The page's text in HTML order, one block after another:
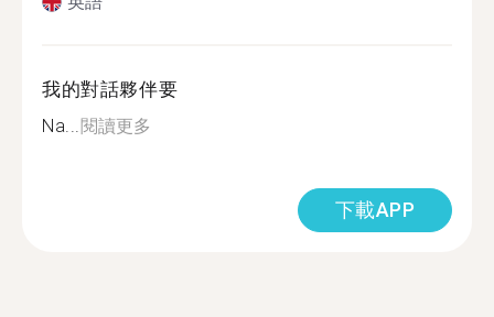
我的對話夥伴要
Na...閱讀更多
下載APP